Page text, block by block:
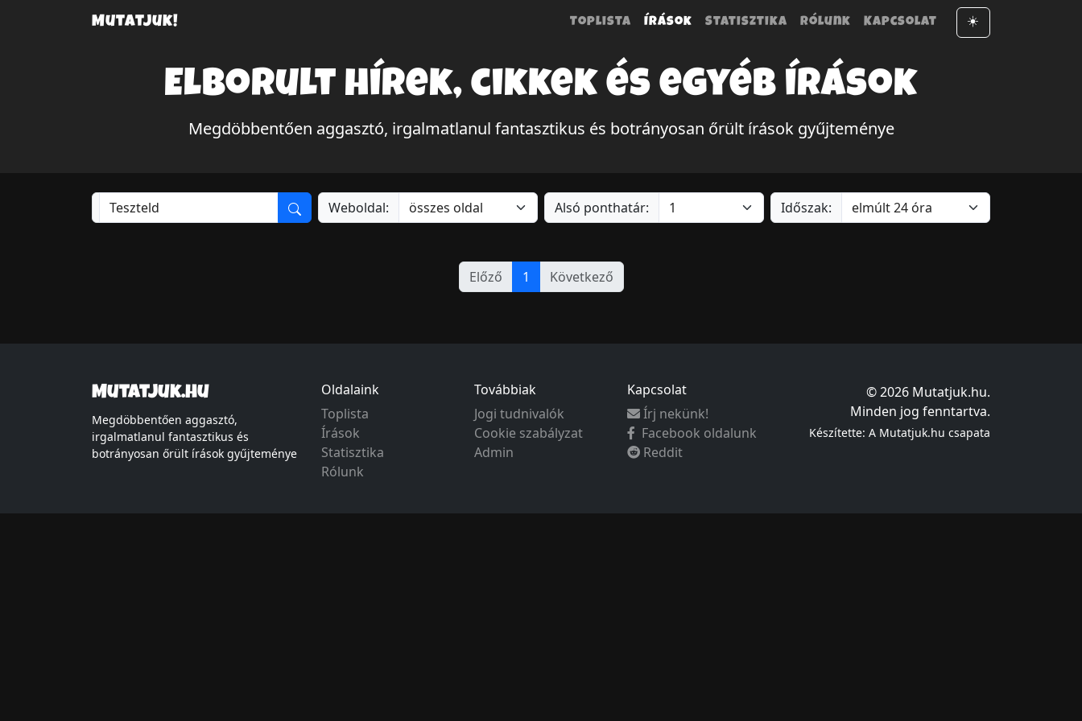
Mutatjuk! Toplista Írások Statisztika Rólunk Kapcsolat ☀️
Elborult hírek, cikkek és egyéb írások
Megdöbbentően aggasztó, irgalmatlanul fantasztikus és botrányosan őrült írások gyűjteménye
Weboldal: Alsó ponthatár: Időszak:
Előző 1 Következő
Mutatjuk.hu
Megdöbbentően aggasztó,
irgalmatlanul fantasztikus és
botrányosan őrült írások gyűjteménye
Oldalaink
Toplista
Írások
Statisztika
Rólunk
Továbbiak
Jogi tudnivalók
Cookie szabályzat
Admin
Kapcsolat
Írj nekünk!
Facebook oldalunk
Reddit
© 2026 Mutatjuk.hu.
Minden jog fenntartva.
Készítette: A Mutatjuk.hu csapata